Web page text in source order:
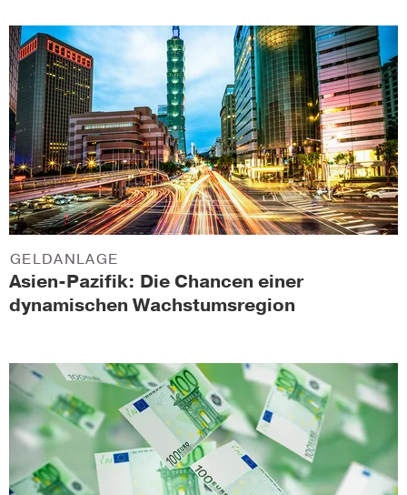
Asien-Pazifik: Die Chancen einer
dynamischen Wachstumsregion
GELDANLAGE